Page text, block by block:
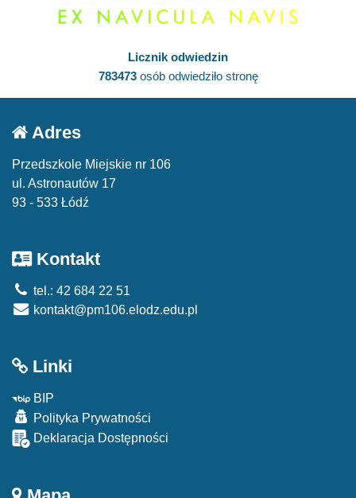
Licznik odwiedzin
783473osób odwiedziło stronę
Adres
Przedszkole Miejskie nr 106
ul. Astronautów 17
93 - 533 Łódź
Kontakt
tel.: 42 684 22 51
kontakt@pm106.elodz.edu.pl
Linki
BIP
Polityka Prywatności
Deklaracja Dostępności